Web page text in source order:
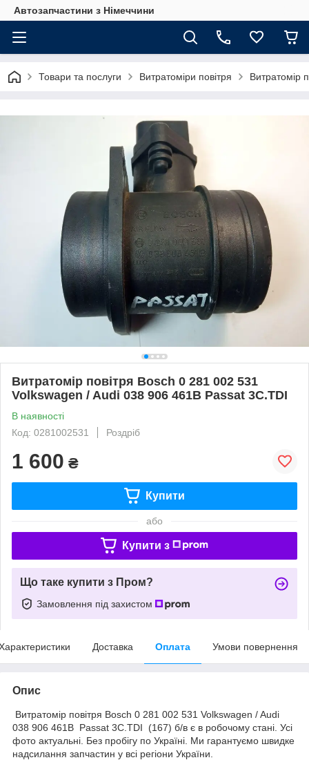
Автозапчастини з Німеччини
Товари та послуги Витратоміри повітря Витратомір
Витратомір повітря Bosch 0 281 002 531
Volkswagen / Audi 038 906 461B Passat 3C.TDI
В наявності
Код: 0281002531
Роздріб
1 600 ₴
Купити
або
Купити з
Що таке купити з Пром?
Замовлення під захистом
Доставка Оплата Умови повернення
Опис
Витратомір повітря Bosch 0 281 002 531 Volkswagen / Audi
038 906 461B Passat 3C.TDI (167) б/в є в робочому стані. Усі
фото актуальні. Без пробігу по Україні. Ми гарантуємо швидке
надсилання запчастин у всі регіони України.